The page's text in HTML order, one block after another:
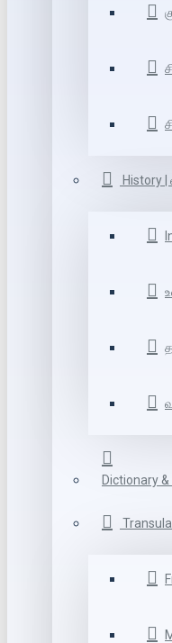
History |
Dictionary